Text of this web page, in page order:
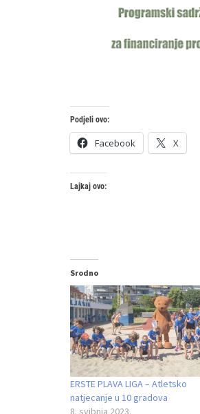
Podjeli ovo:
Facebook X
Lajkaj ovo:
Srodno
ERSTE PLAVA LIGA – Atletsko
natjecanje u 10 gradova
8. svibnja 2023.